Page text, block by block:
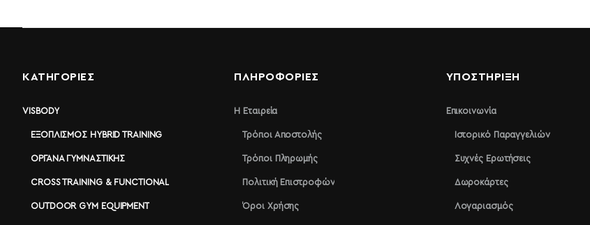
ΚΑΤΗΓΟΡΙΕΣ
VISBODY
ΕΞΟΠΛΙΣΜΌΣ HYBRID TRAINING
ΌΡΓΑΝΑ ΓΥΜΝΑΣΤΙΚΉΣ
CROSS TRAINING & FUNCTIONAL
OUTDOOR GYM EQUIPMENT
ΠΛΗΡΟΦΟΡΊΕΣ
Η Εταιρεία
Τρόποι Αποστολής
Τρόποι Πληρωμής
Πολιτική Επιστροφών
Όροι Χρήσης
ΥΠΟΣΤΉΡΙΞΗ
Επικοινωνία
Ιστορικό Παραγγελιών
Συχνές Ερωτήσεις
Δωροκάρτες
Λογαριασμός